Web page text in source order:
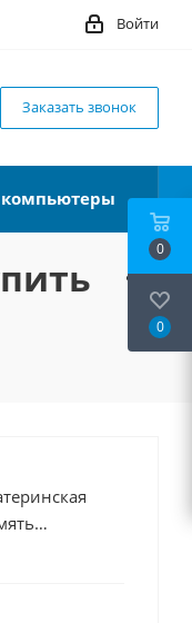
Войти
Заказать звонок
компьютеры
0
0